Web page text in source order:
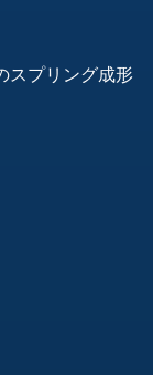
スプリング成形